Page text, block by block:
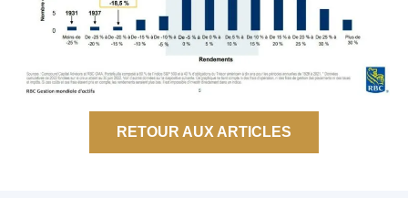
RETOUR AUX ARTICLES